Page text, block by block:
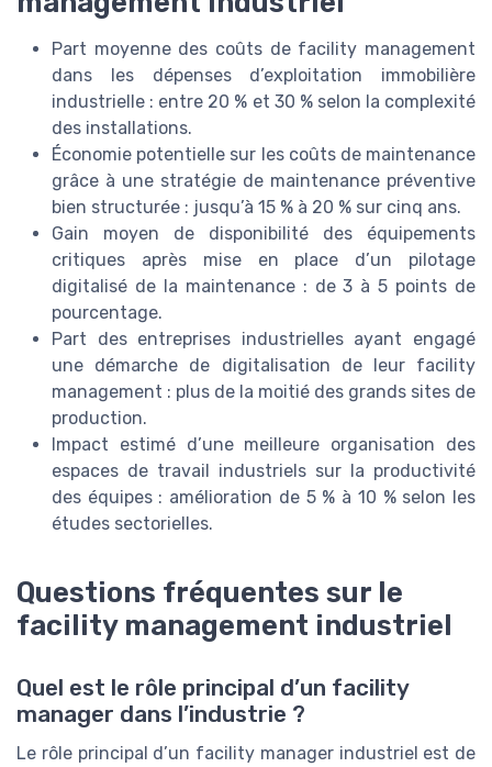
Part moyenne des coûts de facility management
dans les dépenses d’exploitation immobilière
industrielle : entre 20 % et 30 % selon la complexité
des installations.
Économie potentielle sur les coûts de maintenance
grâce à une stratégie de maintenance préventive
bien structurée : jusqu’à 15 % à 20 % sur cinq ans.
Gain moyen de disponibilité des équipements
critiques après mise en place d’un pilotage
digitalisé de la maintenance : de 3 à 5 points de
pourcentage.
Part des entreprises industrielles ayant engagé
une démarche de digitalisation de leur facility
management : plus de la moitié des grands sites de
production.
Impact estimé d’une meilleure organisation des
espaces de travail industriels sur la productivité
des équipes : amélioration de 5 % à 10 % selon les
études sectorielles.
Questions fréquentes sur le
facility management industriel
Quel est le rôle principal d’un facility
manager dans l’industrie ?
Le rôle principal d’un facility manager industriel est de